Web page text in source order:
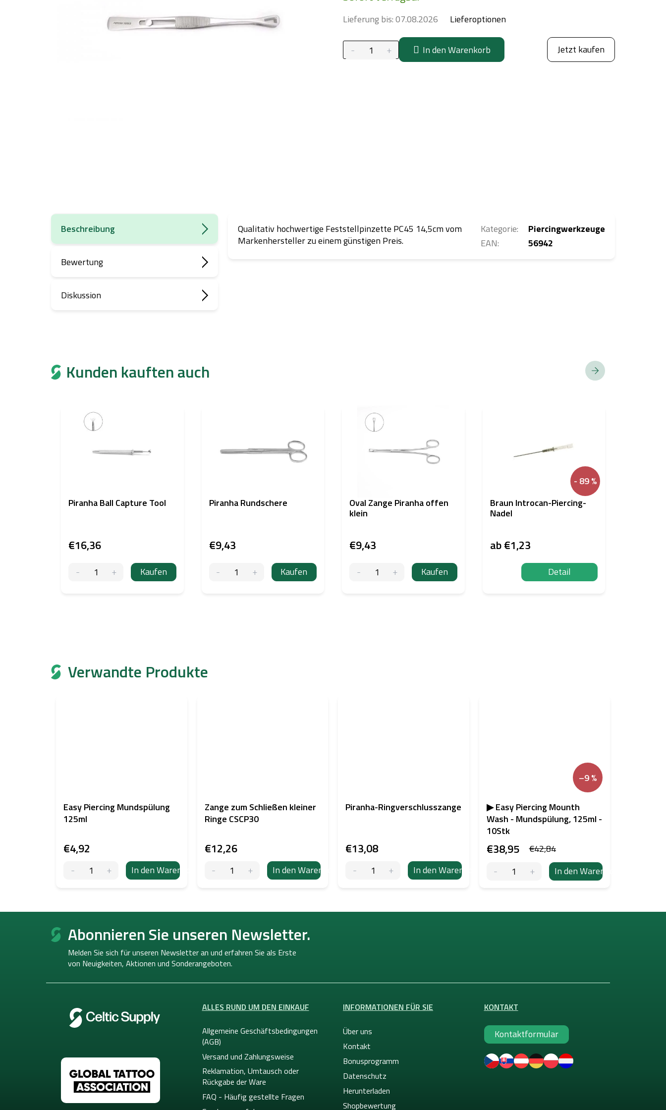
Lieferung bis:07.08.2026 Lieferoptionen
In den Warenkorb Jetzt kaufen
Verwandte Produkte
Easy Piercing Mundspülung
125ml
€4,92
In den Warenkorb
Zange zum Schließen kleiner
Ringe CSCP30
€12,26
In den Warenkorb
Piranha-Ringverschlusszange
€13,08
In den Warenkorb
–9 %
▶ Easy Piercing Mounth
Wash - Mundspülung, 125ml -
10Stk
€42,84
€38,95
In den Warenkorb
Beschreibung
Bewertung
Diskussion
Qualitativ hochwertige Feststellpinzette PC45 14,5cm vom
Markenhersteller zu einem günstigen Preis.
Kategorie:
Piercingwerkzeuge
EAN: 56942
Kunden kauften auch
Piranha Ball Capture Tool
€16,36
Kaufen
Piranha Rundschere
€9,43
Kaufen
Oval Zange Piranha offen
klein
€9,43
Kaufen
- 89 %
Braun Introcan-Piercing-
Nadel
ab€1,23
Detail
F
Abonnieren Sie unseren Newsletter.
Melden Sie sich für unseren Newsletter an und erfahren Sie als Erste
von Neuigkeiten, Aktionen und Sonderangeboten.
ALLES RUND UM DEN EINKAUF
Allgemeine Geschäftsbedingungen
(AGB)
Versand und Zahlungsweise
Reklamation, Umtausch oder
Rückgabe der Ware
FAQ - Häufig gestellte Fragen
INFORMATIONEN FÜR SIE
Über uns
Kontakt
Bonusprogramm
Datenschutz
Herunterladen
Shopbewertung
KONTAKT
Kontaktformular